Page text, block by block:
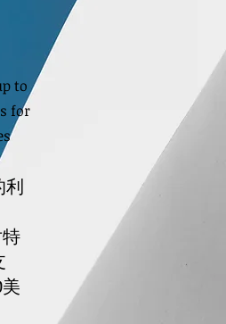
to
for
利